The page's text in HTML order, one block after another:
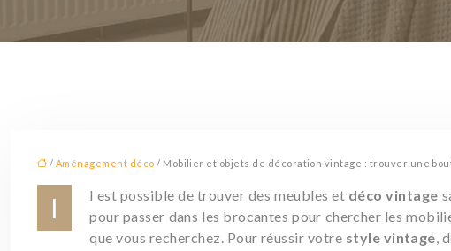
/ Aménagement déco / Mobilier et objets de décoration vintage : trouver une
I l est possible de trouver des meubles et déco vintage
pour passer dans les brocantes pour chercher les
que vous recherchez. Pour réussir votre style vintage,